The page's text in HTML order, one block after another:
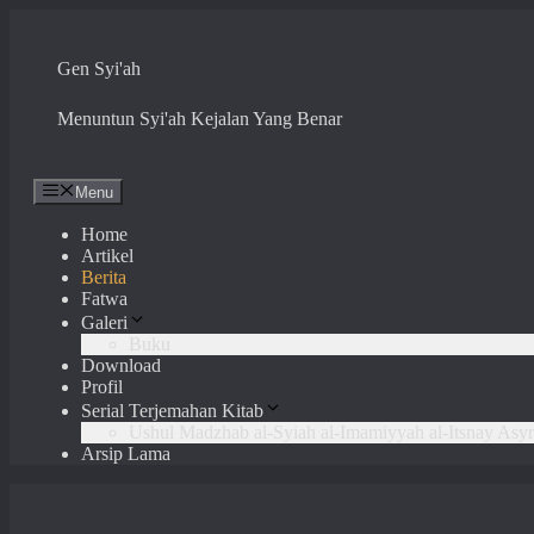
contentGen Syi'ah
Menuntun Syi'ah Kejalan Yang Benar
Menu
Home
Artikel
Berita
Fatwa
Galeri
Download
Profil
Serial Terjemahan Kitab
Arsip Lama